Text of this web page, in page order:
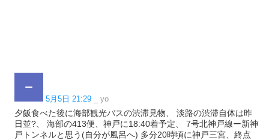
5月5日 21:29 _ yo
夕飯食べた後に海部観光バスの渋滞見物、 淡路の渋滞自体は昨
日並?、 海部の413便、神戸に18:40着予定、 7号北神戸線ー新神
戸トンネルと思う(自分が風呂へ) 多分20時頃に神戸三宮、終点